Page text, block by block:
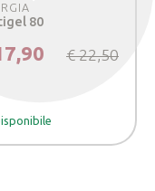
80
€ 22,50